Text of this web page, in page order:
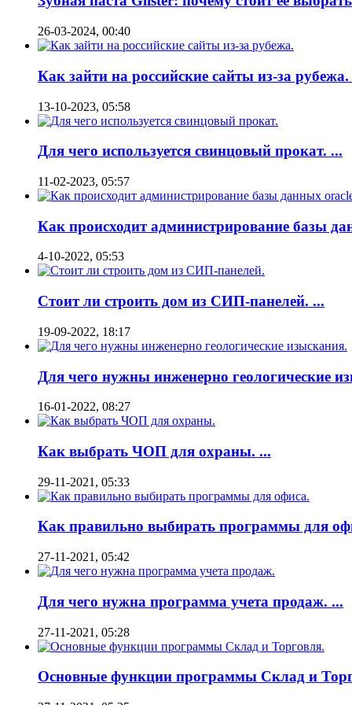
26-03-2024, 00:40
Как зайти на российские сайты из-за рубежа.
13-10-2023, 05:58
Для чего используется свинцовый прокат. ...
11-02-2023, 05:57
Как происходит администрирование базы
4-10-2022, 05:53
Стоит ли строить дом из СИП-панелей. ...
19-09-2022, 18:17
Для чего нужны инженерно геологические
16-01-2022, 08:27
Как выбрать ЧОП для охраны. ...
29-11-2021, 05:33
Как правильно выбирать программы для
27-11-2021, 05:42
Для чего нужна программа учета продаж. ...
27-11-2021, 05:28
Основные функции программы Склад и